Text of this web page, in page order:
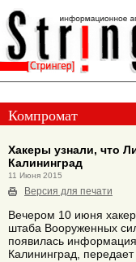
Компромат
Хакеры узнали, что
Калининград
11 Июня 2015
Версия для печати
Вечером 10 июня
штаба Вооруженных
появилась
Калининград, передает